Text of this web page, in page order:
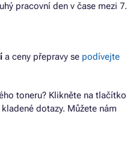
pracovní den v čase mezi 7.
a ceny přepravy se podívejte
toneru? Klikněte na tlačítko
dotazy. Můžete nám